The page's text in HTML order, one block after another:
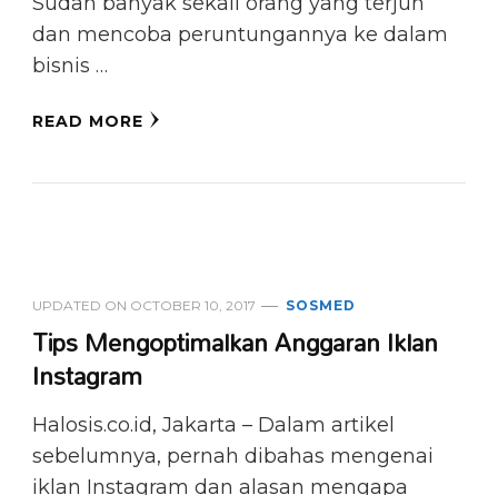
dan mencoba peruntungannya ke dalam
bisnis …
READ MORE
UPDATED ON OCTOBER 10, 2017 SOSMED
Tips Mengoptimalkan Anggaran Iklan
Instagram
Halosis.co.id, Jakarta – Dalam artikel
sebelumnya, pernah dibahas mengenai
iklan Instagram dan alasan mengapa